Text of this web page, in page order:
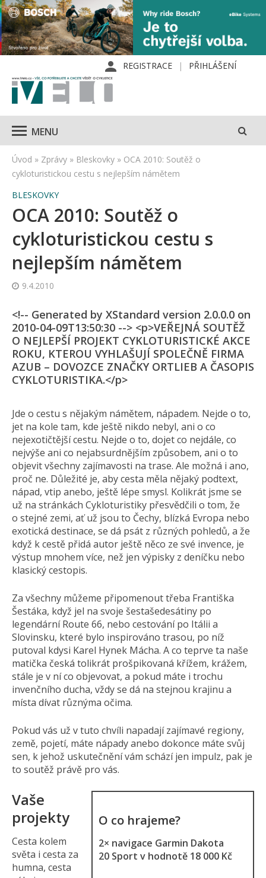
REGISTRACE PŘIHLÁŠENÍ
MENU
Úvod » Zprávy » Bleskovky » OCA 2010: Soutěž o
cykloturistickou cestu s nejlepším námětem
BLESKOVKY
OCA 2010: Soutěž o
cykloturistickou cestu s
nejlepším námětem
9.4.2010
<!-- Generated by XStandard version 2.0.0.0 on
2010-04-09T13:50:30 --> <p>VEŘEJNÁ SOUTĚŽ
O NEJLEPŠÍ PROJEKT CYKLOTURISTICKÉ AKCE
ROKU, KTEROU VYHLAŠUJÍ SPOLEČNĚ FIRMA
AZUB – DOVOZCE ZNAČKY ORTLIEB A ČASOPIS
CYKLOTURISTIKA.</p>
Jde o cestu s nějakým námětem, nápadem. Nejde o to,
jet na kole tam, kde ještě nikdo nebyl, ani o co
nejexotičtější cestu. Nejde o to, dojet co nejdále, co
nejvýše ani co nejabsurdnějším způsobem, ani o to
objevit všechny zajímavosti na trase. Ale možná i ano,
proč ne. Důležité je, aby cesta měla nějaký podtext,
nápad, vtip anebo, ještě lépe smysl. Kolikrát jsme se
už na stránkách Cykloturistiky přesvědčili o tom, že
o stejné zemi, ať už jsou to Čechy, blízká Evropa nebo
exotická destinace, se dá psát z různých pohledů, a že
když k cestě přidá autor ještě něco ze své invence, je
výstup mnohem více, než jen výpisky z deníčku nebo
klasický cestopis.
Za všechny můžeme připomenout třeba Františka
Šestáka, když jel na svoje šestašedesátiny po
legendární Route 66, nebo cestování po Itálii a
Slovinsku, které bylo inspirováno trasou, po níž
putoval kdysi Karel Hynek Mácha. A co teprve ta naše
matička česká tolikrát prošpikovaná křížem, krážem,
stále je v ní co objevovat, a pokud máte i trochu
invenčního ducha, vždy se dá na stejnou krajinu a
místa dívat různýma očima.
Pokud vás už v tuto chvíli napadají zajímavé regiony,
země, pojetí, máte nápady anebo dokonce máte svůj
sen, k jehož uskutečnění vám schází jen impulz, pak je
to soutěž právě pro vás.
O co hrajeme?
2× navigace Garmin Dakota
20 Sport v hodnotě 18 000 Kč
Vaše
projekty
Cesta kolem
světa i cesta za
humna, cesta